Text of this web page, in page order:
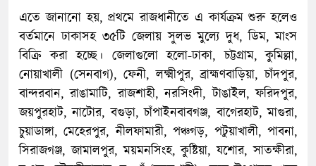
এতে জানানো হয়, প্রথমে রাজধানীতে এ কার্যক্রম শুরু হলেও
বর্তমানে ঢাকাসহ ৩৫টি জেলায় সুলভ মুল্যে দুধ, ডিম, মাংস
বিক্রি করা হচ্ছে। জেলাগুলো হলো-ঢাকা, চট্টগ্রাম, কুমিল্লা,
নোয়াখালী (সেনবাগ), ফেনী, লক্ষ্মীপুর, ব্রাহ্মণবাড়িয়া, চাঁদপুর,
বান্দরবান, রাঙামাটি, রাজশাহী, নরসিংদী, টাঙাইল, ফরিদপুর,
জয়পুরহাট, নাটোর, বগুড়া, চাঁপাইনবাবগঞ্জ, বাগেরহাট, মাগুরা,
চুয়াডাঙ্গা, মেহেরপুর, নীলফামারী, পঞ্চগড়, পটুয়াখালী, পাবনা,
সিরাজগঞ্জ, জামালপুর, ময়মনসিংহ, কুষ্টিয়া, যশোর, সাতক্ষীরা,